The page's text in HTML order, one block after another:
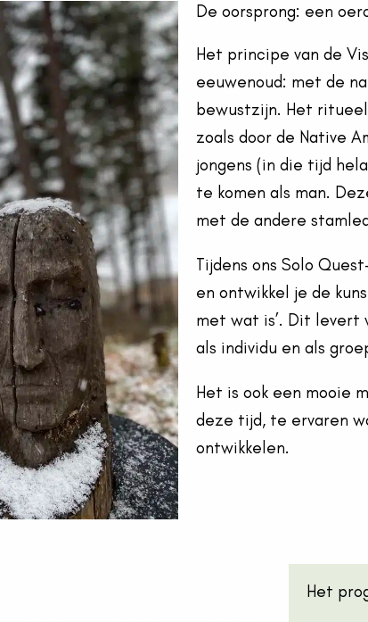
De oorsprong: een
Het principe van de
eeuwenoud: met de
bewustzijn. Het
zoals door de Native
jongens (in die tijd
te komen als man.
met de andere
Tijdens ons Solo
en ontwikkel je de
met wat is’. Dit levert
als individu en als
Het is ook een mooie
deze tijd, te ervaren
ontwikkelen.
Het